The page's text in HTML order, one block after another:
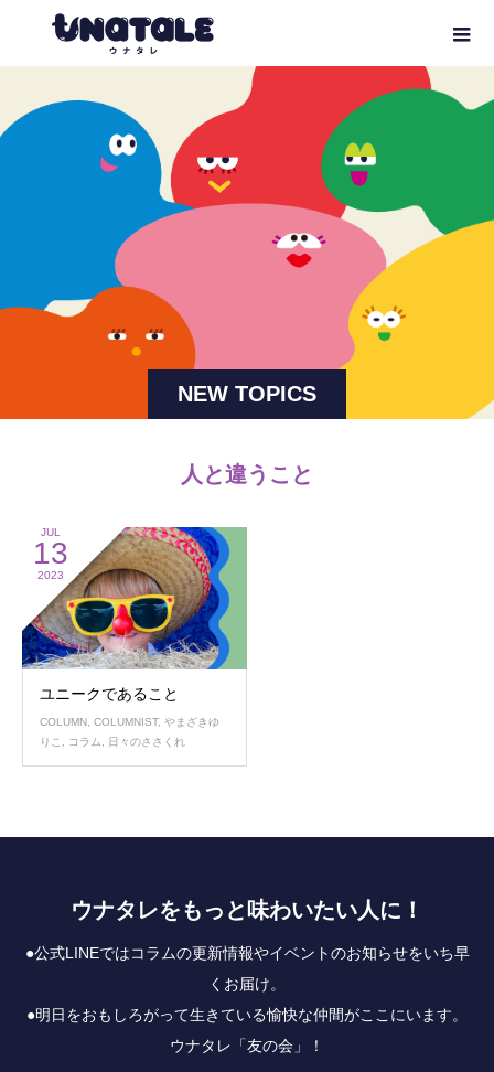
NEW TOPICS
人と違うこと
JUL
13
2023
ユニークであること
COLUMN, COLUMNIST, やまざきゆ
りこ , コラム, 日々のささくれ
ウナタレをもっと味わいたい人に！
●公式LINEではコラムの更新情報やイベントのお知らせをいち早
くお届け。
●明日をおもしろがって生きている愉快な仲間がここにいます。
ウナタレ「友の会」！